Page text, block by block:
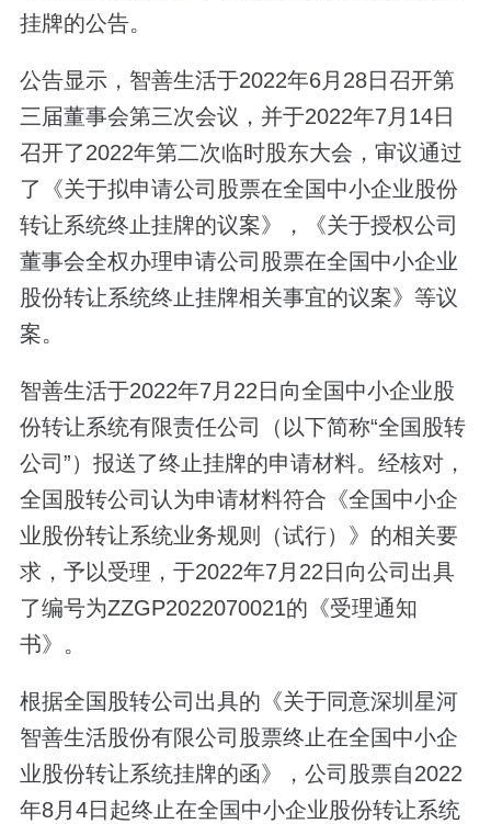
挂牌的公告。
公告显示，智善生活于2022年6月28日召开第
三届董事会第三次会议，并于2022年7月14日
召开了2022年第二次临时股东大会，审议通过
了《关于拟申请公司股票在全国中小企业股份
转让系统终止挂牌的议案》，《关于授权公司
董事会全权办理申请公司股票在全国中小企业
股份转让系统终止挂牌相关事宜的议案》等议
案。
智善生活于2022年7月22日向全国中小企业股
份转让系统有限责任公司（以下简称“全国股转
公司”）报送了终止挂牌的申请材料。经核对，
全国股转公司认为申请材料符合《全国中小企
业股份转让系统业务规则（试行）》的相关要
求，予以受理，于2022年7月22日向公司出具
了编号为ZZGP2022070021的《受理通知
书》。
根据全国股转公司出具的《关于同意深圳星河
智善生活股份有限公司股票终止在全国中小企
业股份转让系统挂牌的函》，公司股票自2022
年8月4日起终止在全国中小企业股份转让系统